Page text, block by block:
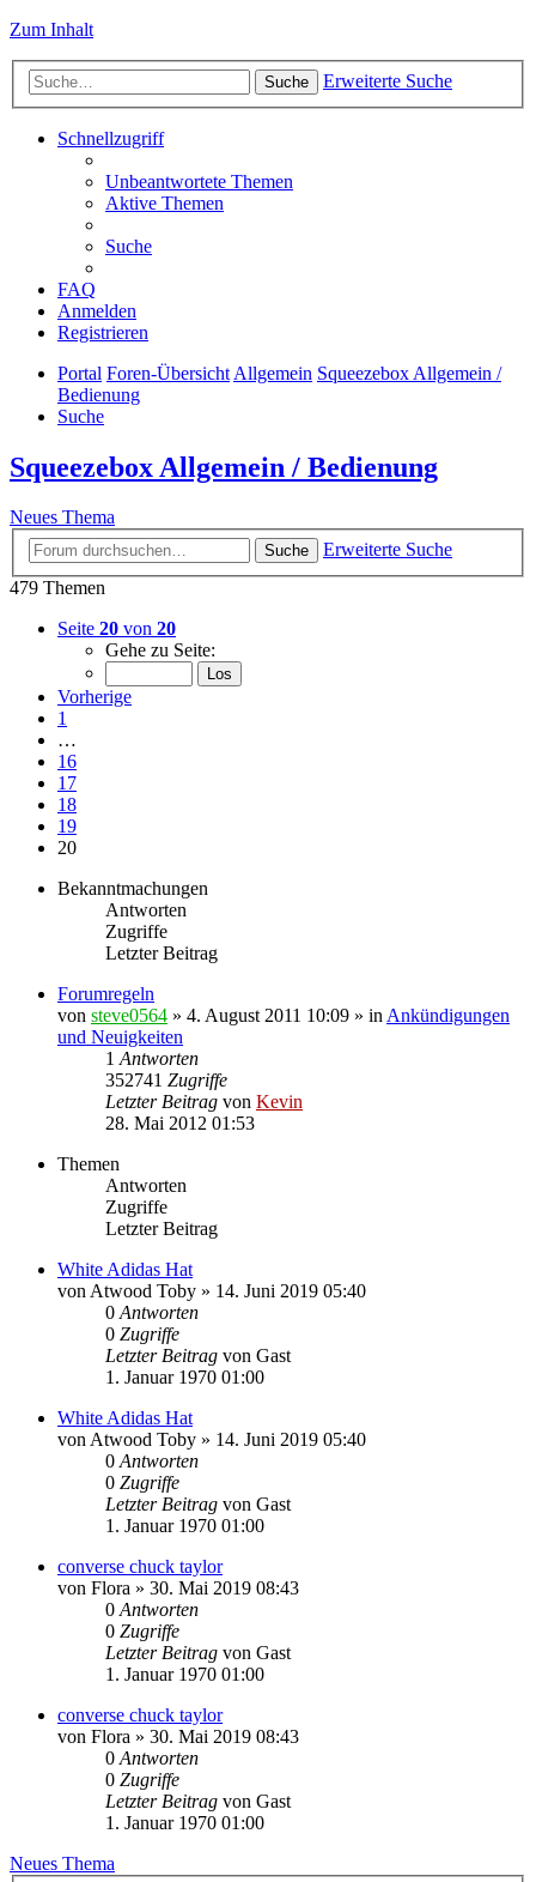
Zum Inhalt
Suche Erweiterte Suche
Schnellzugriff
Unbeantwortete Themen
Aktive Themen
Suche
FAQ
Anmelden
Registrieren
Portal Foren-Übersicht Allgemein Squeezebox Allgemein /
Bedienung
Suche
Squeezebox Allgemein / Bedienung
Neues Thema
Suche
Erweiterte Suche
479 Themen
Seite 20 von 20
Gehe zu Seite:
Vorherige
1
…
16
17
18
19
20
Bekanntmachungen
Antworten
Zugriffe
Letzter Beitrag
Forumregeln
von steve0564 » 4. August 2011 10:09 » in Ankündigungen
und Neuigkeiten
1 Antworten
352741 Zugriffe
Letzter Beitrag von Kevin
28. Mai 2012 01:53
Themen
Antworten
Zugriffe
Letzter Beitrag
White Adidas Hat
von Atwood Toby » 14. Juni 2019 05:40
0 Antworten
0 Zugriffe
Letzter Beitrag von Gast
1. Januar 1970 01:00
White Adidas Hat
von Atwood Toby » 14. Juni 2019 05:40
0 Antworten
0 Zugriffe
Letzter Beitrag von Gast
1. Januar 1970 01:00
converse chuck taylor
von Flora » 30. Mai 2019 08:43
0 Antworten
0 Zugriffe
Letzter Beitrag von Gast
1. Januar 1970 01:00
converse chuck taylor
von Flora » 30. Mai 2019 08:43
0 Antworten
0 Zugriffe
Letzter Beitrag von Gast
1. Januar 1970 01:00
Neues Thema